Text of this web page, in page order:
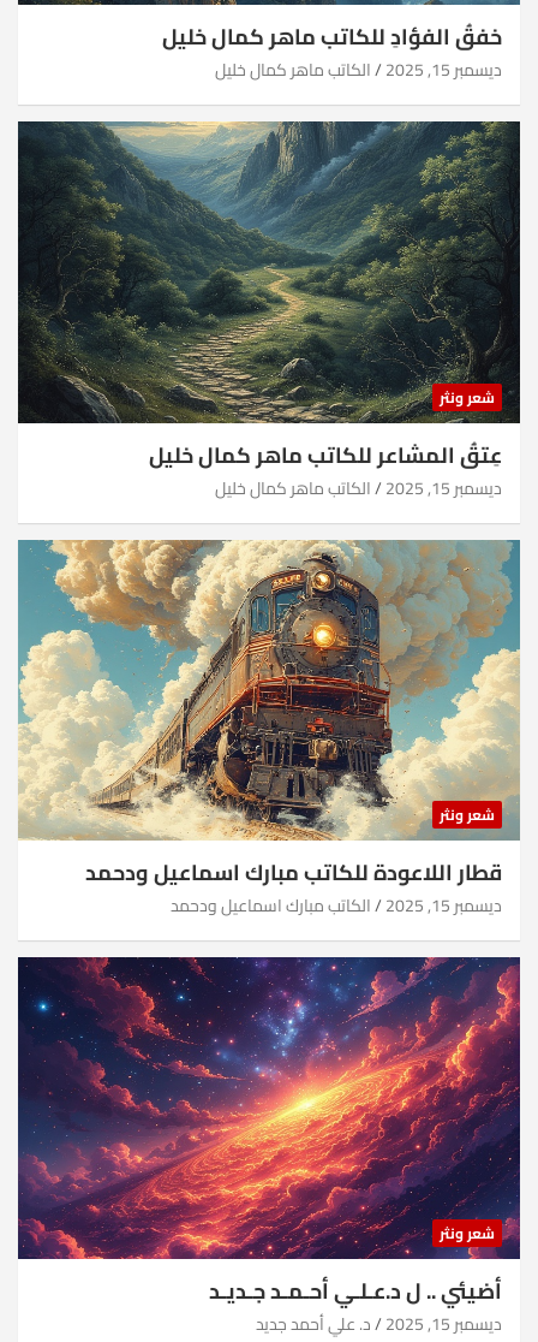
خفقُ الفؤادِ للكاتب ماهر كمال خليل
ديسمبر 15, 2025 الكاتب ماهر كمال خليل
شعر ونثر
عِتقُ المشاعر للكاتب ماهر كمال خليل
ديسمبر 15, 2025 الكاتب ماهر كمال خليل
شعر ونثر
قطار اللاعودة للكاتب مبارك اسماعيل ودحمد
ديسمبر 15, 2025 الكاتب مبارك اسماعيل ودحمد
شعر ونثر
أضيئي .. ل د.عـلـي أحـمـد جـديـد
ديسمبر 15, 2025 د. علي أحمد جديد